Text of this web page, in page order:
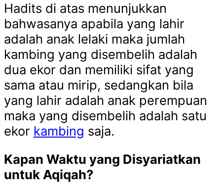
Hadits di atas menunjukkan
bahwasanya apabila yang lahir
adalah anak lelaki maka jumlah
kambing yang disembelih adalah
dua ekor dan memiliki sifat yang
sama atau mirip, sedangkan bila
yang lahir adalah anak perempuan
maka yang disembelih adalah satu
ekor kambing saja.
Kapan Waktu yang Disyariatkan
untuk Aqiqah?